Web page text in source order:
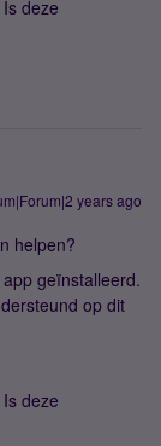
deze
years ago
helpen?
geïnstalleerd.
op dit
deze